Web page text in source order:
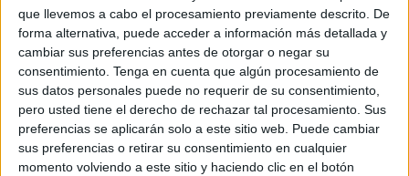
que llevemos a cabo el procesamiento previamente descrito. De
forma alternativa, puede acceder a información más detallada y
cambiar sus preferencias antes de otorgar o negar su
consentimiento. Tenga en cuenta que algún procesamiento de
sus datos personales puede no requerir de su consentimiento,
pero usted tiene el derecho de rechazar tal procesamiento. Sus
preferencias se aplicarán solo a este sitio web. Puede cambiar
sus preferencias o retirar su consentimiento en cualquier
momento volviendo a este sitio y haciendo clic en el botón
Tennis Channel
12:30 2. Liga
St. Pölten
Young Violets Austria Wien
12:30 2. Liga